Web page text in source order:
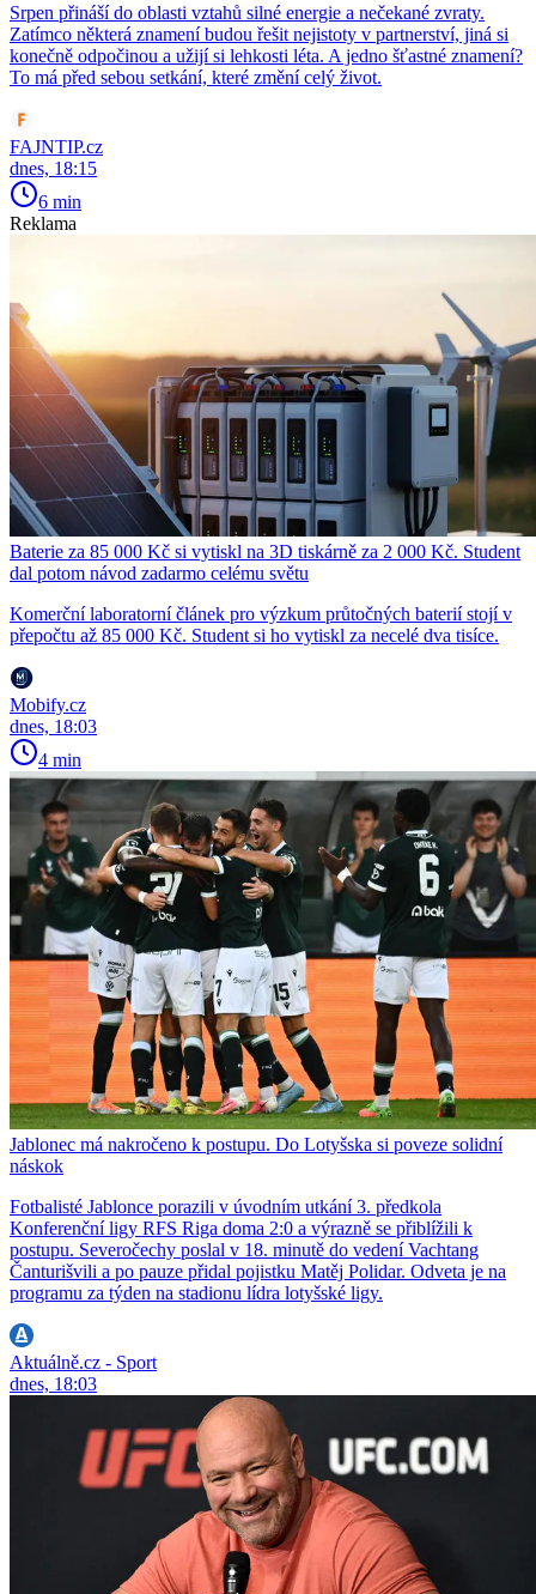
Srpen přináší do oblasti vztahů silné energie a nečekané zvraty.
Zatímco některá znamení budou řešit nejistoty v partnerství, jiná si
konečně odpočinou a užijí si lehkosti léta. A jedno šťastné znamení?
To má před sebou setkání, které změní celý život.
FAJNTIP.cz
dnes, 18:15
6 min
Reklama
Baterie za 85 000 Kč si vytiskl na 3D tiskárně za 2 000 Kč. Student
dal potom návod zadarmo celému světu
Komerční laboratorní článek pro výzkum průtočných baterií stojí v
přepočtu až 85 000 Kč. Student si ho vytiskl za necelé dva tisíce.
Mobify.cz
dnes, 18:03
4 min
Jablonec má nakročeno k postupu. Do Lotyšska si poveze solidní
náskok
Fotbalisté Jablonce porazili v úvodním utkání 3. předkola
Konferenční ligy RFS Riga doma 2:0 a výrazně se přiblížili k
postupu. Severočechy poslal v 18. minutě do vedení Vachtang
Čanturišvili a po pauze přidal pojistku Matěj Polidar. Odveta je na
programu za týden na stadionu lídra lotyšské ligy.
Aktuálně.cz - Sport
dnes, 18:03